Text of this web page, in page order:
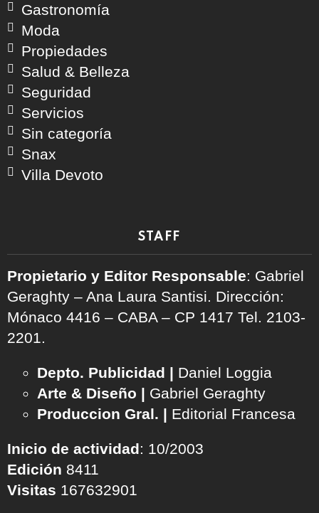
Gastronomía
Moda
Propiedades
Salud & Belleza
Seguridad
Servicios
Sin categoría
Snax
Villa Devoto
STAFF
Propietario y Editor Responsable: Gabriel
Geraghty – Ana Laura Santisi. Dirección:
Mónaco 4416 – CABA – CP 1417 Tel. 2103-
2201.
Depto. Publicidad | Daniel Loggia
Arte & Diseño | Gabriel Geraghty
Produccion Gral. | Editorial Francesa
Inicio de actividad: 10/2003
Edición 8411
Visitas 167632901